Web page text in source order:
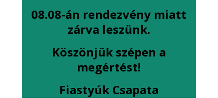
08.08-án rendezvény miatt
zárva leszünk.
Köszönjük szépen a
megértést!
Fiastyúk Csapata